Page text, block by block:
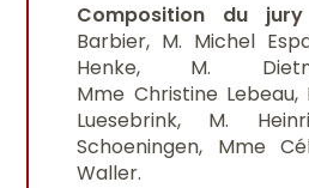
Composition du jury
Barbier, M. Michel
Henke, M.
Mme Christine Lebeau,
Luesebrink, M.
Schoeningen, Mme
Waller.